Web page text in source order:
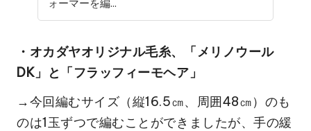
ォーマーを編...
・オカダヤオリジナル毛糸、「メリノウール
DK」と「フラッフィーモヘア」
→今回編むサイズ（縦16.5㎝、周囲48㎝）のも
のは1玉ずつで編むことができましたが、手の緩